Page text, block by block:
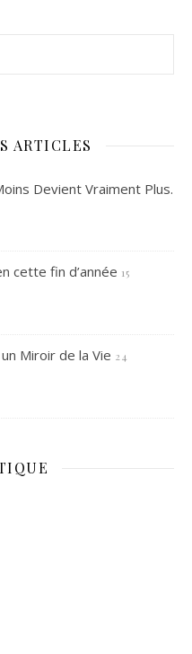
ARTICLES
Devient Vraiment Plus.
cette fin d’année 15
Miroir de la Vie 24